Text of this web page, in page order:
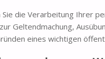
Sie die Verarbeitung Ihrer
Geltendmachung,
eines wichtigen